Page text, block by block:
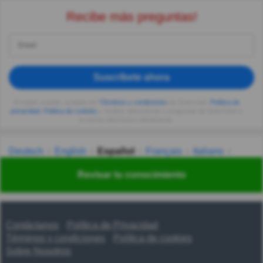
Revisar tu conocimiento
Recibe más preguntas!
Suscríbete ahora
privacidad
Deutsch English Español Français
Italiano
Українська हिन्दी 한국어 汉语
Contáctanos
Política de Privacidad
Términos y condiciones